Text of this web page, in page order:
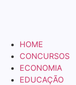
HOME
CONCURSOS
ECONOMIA
EDUCAÇÃO